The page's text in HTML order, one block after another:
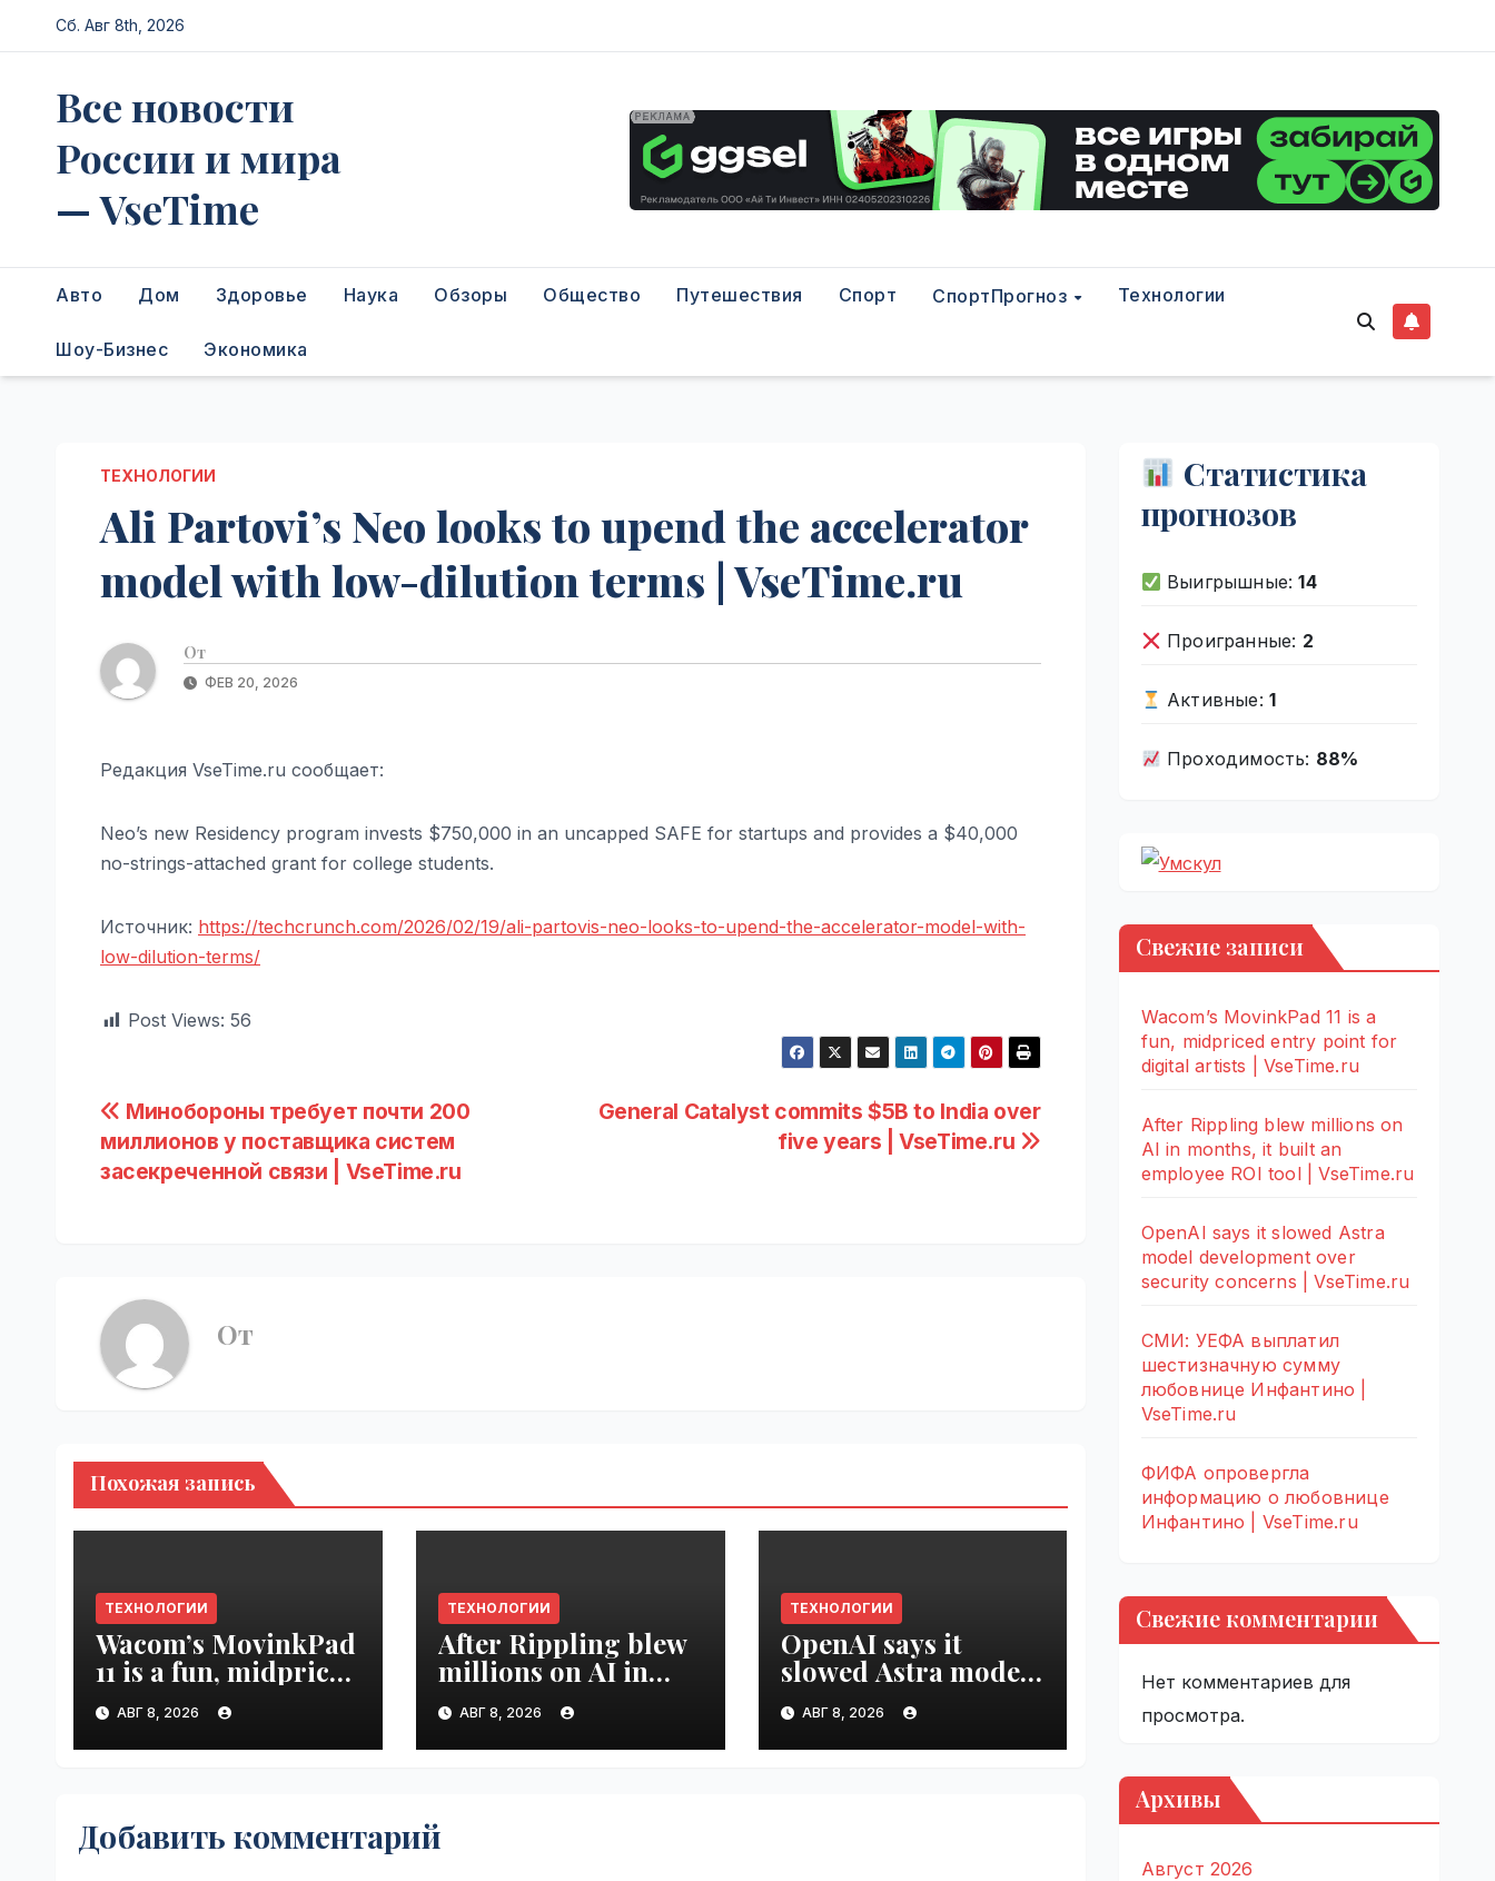
Перейти
к
Сб. Авг 8th, 2026
Все новости
России и мира
— VseTime
Авто Дом Здоровье Наука Обзоры Общество Путешествия Спорт СпортПрогноз Технологии
Шоу-Бизнес Экономика
ТЕХНОЛОГИИ
Ali Partovi’s Neo looks to upend the accelerator
model with low-dilution terms | VseTime.ru
От
ФЕВ 20, 2026
Редакция VseTime.ru сообщает:
Neo’s new Residency program invests $750,000 in an uncapped SAFE for startups and provides a $40,000
no-strings-attached grant for college students.
Источник: https://techcrunch.com/2026/02/19/ali-partovis-neo-looks-to-upend-the-accelerator-model-with-
low-dilution-terms/
Post Views: 56
Навигация
по
General Catalyst commits $5B to India over
five years | VseTime.ru
Минобороны требует почти 200
миллионов у поставщика систем
засекреченной связи | VseTime.ru
От
Похожая запись
ТЕХНОЛОГИИ
Wacom’s MovinkPad
11 is a fun, midpriced
entry point for
digital artists |
VseTime.ru
АВГ 8, 2026
ТЕХНОЛОГИИ
After Rippling blew
millions on AI in
months, it built an
employee ROI tool |
VseTime.ru
АВГ 8, 2026
ТЕХНОЛОГИИ
OpenAI says it
slowed Astra model
development over
security concerns |
VseTime.ru
АВГ 8, 2026
Добавить комментарий
Статистика
прогнозов
Выигрышные:14
Проигранные: 2
Активные: 1
Проходимость: 88%
Свежие записи
Wacom’s MovinkPad 11 is a
fun, midpriced entry point for
digital artists | VseTime.ru
After Rippling blew millions on
AI in months, it built an
employee ROI tool | VseTime.ru
OpenAI says it slowed Astra
model development over
security concerns | VseTime.ru
СМИ: УЕФА выплатил
шестизначную сумму
любовнице Инфантино |
VseTime.ru
ФИФА опровергла
информацию о любовнице
Инфантино | VseTime.ru
Свежие комментарии
Нет комментариев для
просмотра.
Архивы
Август 2026